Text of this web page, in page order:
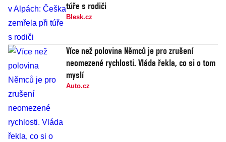
túře s rodiči
Blesk.cz
Více než polovina Němců je pro zrušení
neomezené rychlosti. Vláda řekla, co si o tom
myslí
Auto.cz